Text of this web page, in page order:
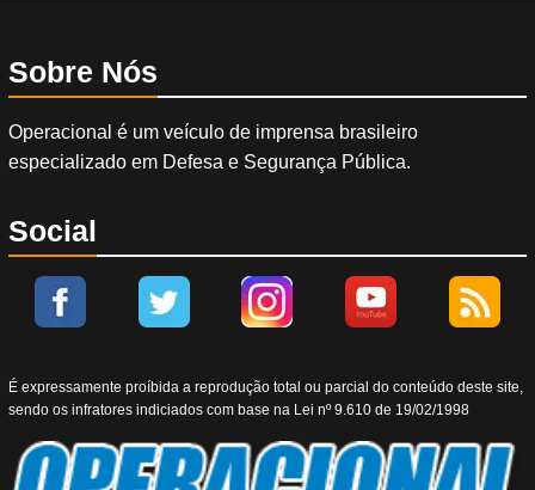
Sobre Nós
Operacional é um veículo de imprensa brasileiro
especializado em Defesa e Segurança Pública.
Social
É expressamente proíbida a reprodução total ou parcial do conteúdo deste site,
sendo os infratores indiciados com base na Lei nº 9.610 de 19/02/1998